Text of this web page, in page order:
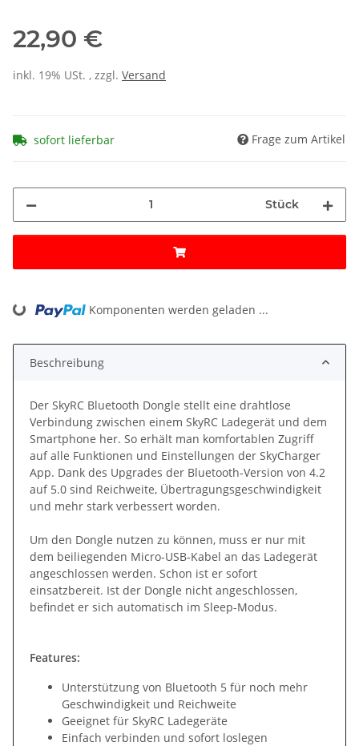
22,90 €
inkl. 19% USt. , zzgl. Versand
sofort lieferbar Frage zum Artikel
Stück
Loading... Komponenten werden geladen ...
Beschreibung
Der SkyRC Bluetooth Dongle stellt eine drahtlose
Verbindung zwischen einem SkyRC Ladegerät und dem
Smartphone her. So erhält man komfortablen Zugriff
auf alle Funktionen und Einstellungen der SkyCharger
App. Dank des Upgrades der Bluetooth-Version von 4.2
auf 5.0 sind Reichweite, Übertragungsgeschwindigkeit
und mehr stark verbessert worden.
Um den Dongle nutzen zu können, muss er nur mit
dem beiliegenden Micro-USB-Kabel an das Ladegerät
angeschlossen werden. Schon ist er sofort
einsatzbereit. Ist der Dongle nicht angeschlossen,
befindet er sich automatisch im Sleep-Modus.
Features:
Unterstützung von Bluetooth 5 für noch mehr
Geschwindigkeit und Reichweite
Geeignet für SkyRC Ladegeräte
Einfach verbinden und sofort loslegen